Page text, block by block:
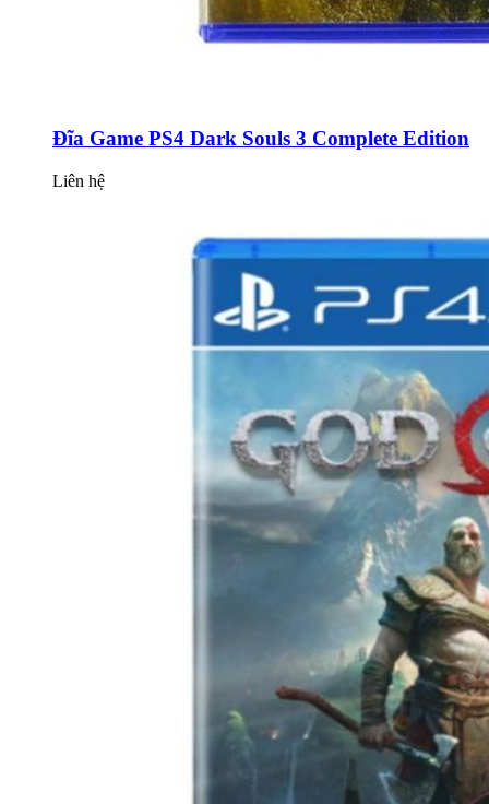
Đĩa Game PS4 Dark Souls 3 Complete Edition
Liên hệ